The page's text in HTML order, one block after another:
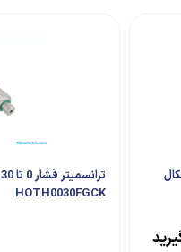
سنسیس 300 پاسکال
HOTH0030FGCK